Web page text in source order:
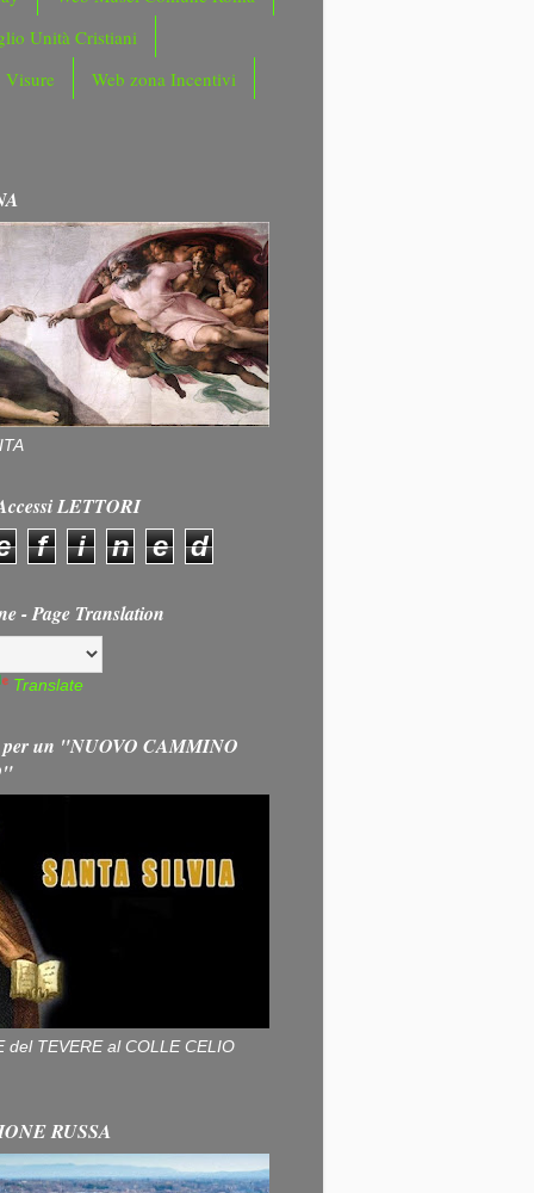
Unità Cristiani
Visure
Web zona Incentivi
LETTORI
f i n e d
- Page Translation
Translate
per un "NUOVO CAMMINO
del TEVERE al COLLE CELIO
RUSSA